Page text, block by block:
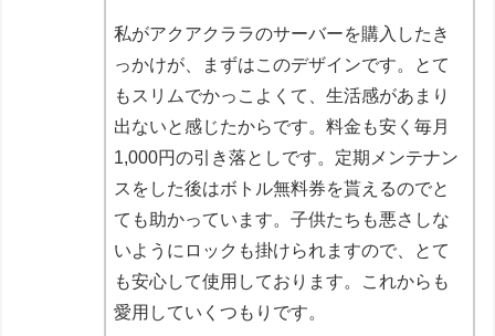
私がアクアクララのサーバーを購入したき
っかけが、まずはこのデザインです。とて
もスリムでかっこよくて、生活感があまり
出ないと感じたからです。料金も安く毎月
1,000円の引き落としです。定期メンテナン
スをした後はボトル無料券を貰えるのでと
ても助かっています。子供たちも悪さしな
いようにロックも掛けられますので、とて
も安心して使用しております。これからも
愛用していくつもりです。